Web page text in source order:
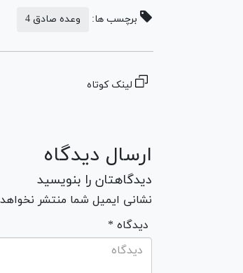
برچسب ها: وعده صادق 4
لینک کوتاه
ارسال دیدگاه
دیدگاهتان را بنویسید
نشانی ایمیل شما منتشر
* دیدگاه